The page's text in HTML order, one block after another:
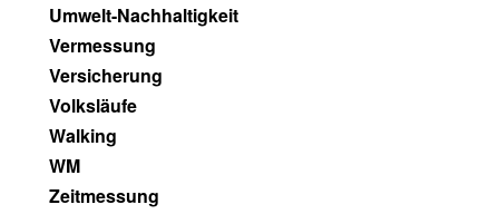
Umwelt-Nachhaltigkeit
Vermessung
Versicherung
Volksläufe
Walking
WM
Zeitmessung